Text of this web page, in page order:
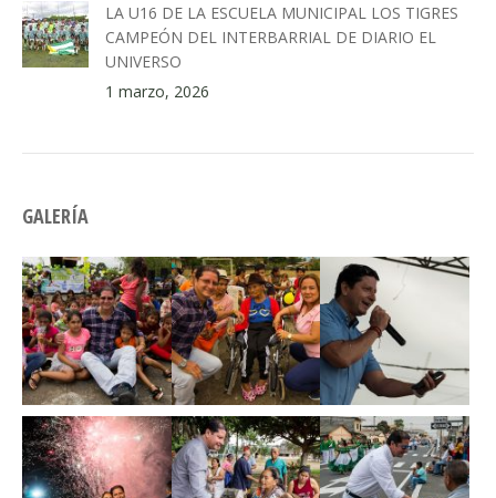
LA U16 DE LA ESCUELA MUNICIPAL LOS TIGRES
CAMPEÓN DEL INTERBARRIAL DE DIARIO EL
UNIVERSO
1 marzo, 2026
GALERÍA